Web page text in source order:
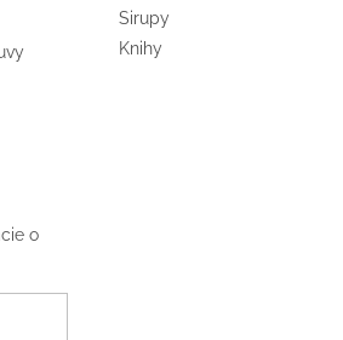
Sirupy
Knihy
o